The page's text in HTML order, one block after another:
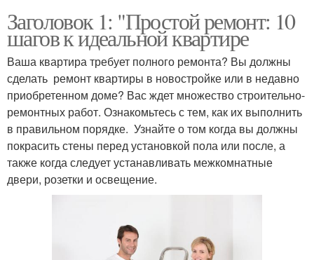
Заголовок 1: "Простой ремонт: 10
шагов к идеальной квартире
Ваша квартира требует полного ремонта? Вы должны
сделать ремонт квартиры в новостройке или в недавно
приобретенном доме? Вас ждет множество строительно-
ремонтных работ. Ознакомьтесь с тем, как их выполнить
в правильном порядке. Узнайте о том когда вы должны
покрасить стены перед установкой пола или после, а
также когда следует устанавливать межкомнатные
двери, розетки и освещение.